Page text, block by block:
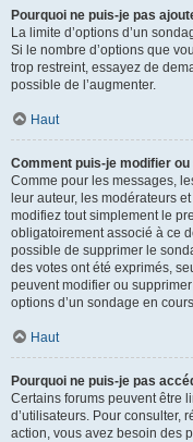
Pourquoi ne puis-je pas
La limite d’options d’un
Si le nombre d’options que
trop restreint, essayez de
possible de l’augmenter.
Haut
Comment puis-je modifier
Comme pour les messages,
leur auteur, les modérateurs
modifiez tout simplement le
obligatoirement associé à ce
possible de supprimer le
des votes ont été exprimés,
peuvent modifier ou
options d’un sondage en
Haut
Pourquoi ne puis-je pas
Certains forums peuvent être
d’utilisateurs. Pour consulter,
action, vous avez besoin des